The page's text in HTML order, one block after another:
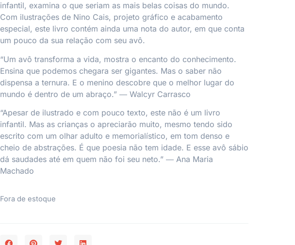
infantil, examina o que seriam as mais belas coisas do mundo.
Com ilustrações de Nino Cais, projeto gráfico e acabamento
especial, este livro contém ainda uma nota do autor, em que conta
um pouco da sua relação com seu avô.
“Um avô transforma a vida, mostra o encanto do conhecimento.
Ensina que podemos chegara ser gigantes. Mas o saber não
dispensa a ternura. E o menino descobre que o melhor lugar do
mundo é dentro de um abraço.” ― Walcyr Carrasco
“Apesar de ilustrado e com pouco texto, este não é um livro
infantil. Mas as crianças o apreciarão muito, mesmo tendo sido
escrito com um olhar adulto e memorialístico, em tom denso e
cheio de abstrações. É que poesia não tem idade. E esse avô sábio
dá saudades até em quem não foi seu neto.” ― Ana Maria
Machado
Fora de estoque